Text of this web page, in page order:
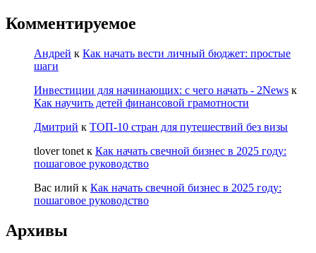
Комментируемое
Андрей к Как начать вести личный бюджет: простые
шаги
Инвестиции для начинающих: с чего начать - 2News к
Как научить детей финансовой грамотности
Дмитрий к ТОП-10 стран для путешествий без визы
tlover tonet к Как начать свечной бизнес в 2025 году:
пошаговое руководство
Вас илий к Как начать свечной бизнес в 2025 году:
пошаговое руководство
Архивы